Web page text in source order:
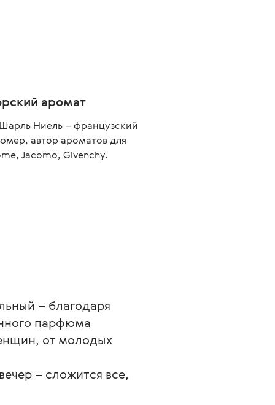
аромат
Ниель – французский
автор ароматов для
Jacomo, Givenchy.
– благодаря
парфюма
от молодых
– сложится все,